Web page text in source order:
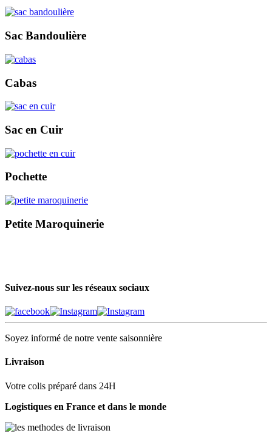
Sac Bandoulière
Cabas
Sac en Cuir
Pochette
Petite Maroquinerie
Suivez-nous sur les réseaux sociaux
Soyez informé de notre vente saisonnière
Livraison
Votre colis préparé dans 24H
Logistiques en France et dans le monde